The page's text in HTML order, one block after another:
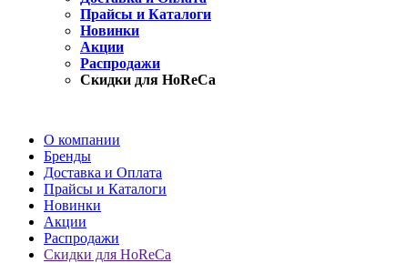
Прайсы и Каталоги
Новинки
Акции
Распродажи
Скидки для HoReCa
О компании
Бренды
Доставка и Оплата
Прайсы и Каталоги
Новинки
Акции
Распродажи
Скидки для HoReCa